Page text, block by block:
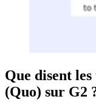
Que disent
(Quo) sur G2